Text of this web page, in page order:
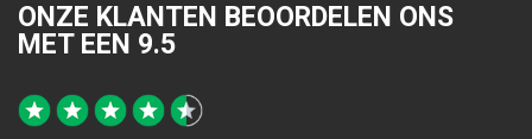
ONZE KLANTEN BEOORDELEN ONS
MET EEN 9.5